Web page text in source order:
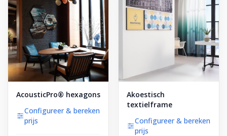
AcousticPro® hexagons
Configureer & bereken
prijs
Akoestisch
textielframe
Configureer & bereken
prijs